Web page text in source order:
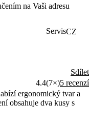
na Vaši adresu
ServisCZ
Sdílet
4.4(7×)5 recenzí
ergonomický tvar a
obsahuje dva kusy s